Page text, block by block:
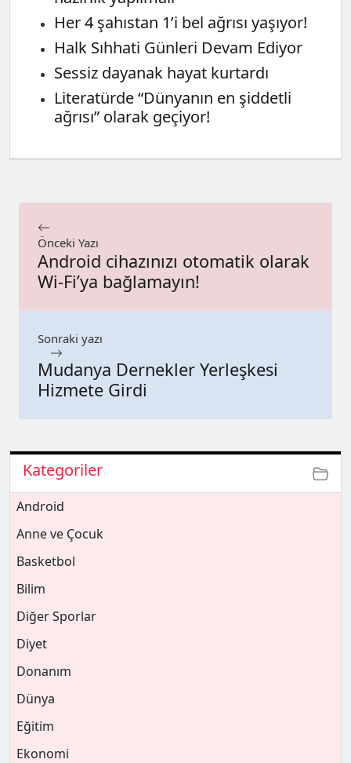
Her 4 şahıstan 1’i bel ağrısı yaşıyor!
Halk Sıhhati Günleri Devam Ediyor
Sessiz dayanak hayat kurtardı
Literatürde “Dünyanın en şiddetli
ağrısı” olarak geçiyor!
Önceki Yazı
Android cihazınızı otomatik olarak
Wi-Fi’ya bağlamayın!
Sonraki yazı
Mudanya Dernekler Yerleşkesi
Hizmete Girdi
Kategoriler
Android
Anne ve Çocuk
Basketbol
Bilim
Diğer Sporlar
Diyet
Donanım
Dünya
Eğitim
Ekonomi